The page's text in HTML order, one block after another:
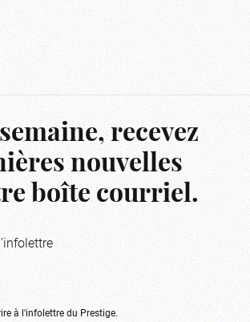
recevez
nouvelles
boîte courriel.
à l'infolettre du Prestige.